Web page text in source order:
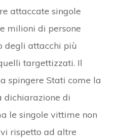
attaccate singole
milioni di persone
degli attacchi più
targettizzati. Il
spingere Stati come la
dichiarazione di
le singole vittime non
rispetto ad altre